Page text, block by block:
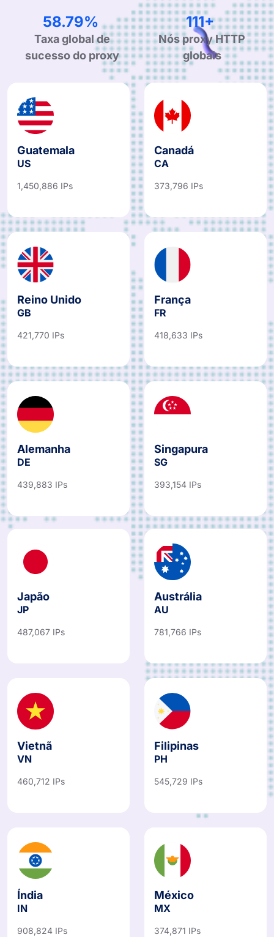
96.70%
Taxa global de
sucesso do proxy
183+
Nós proxy HTTP
globais
Guatemala
US
1,450,886 IPs
Canadá
CA
373,796 IPs
Reino Unido
GB
421,770 IPs
França
FR
418,633 IPs
Alemanha
DE
439,883 IPs
Singapura
SG
393,154 IPs
Japão
JP
487,067 IPs
Austrália
AU
781,766 IPs
Vietnã
VN
460,712 IPs
Filipinas
PH
545,729 IPs
Índia
IN
908,824 IPs
México
MX
374,871 IPs